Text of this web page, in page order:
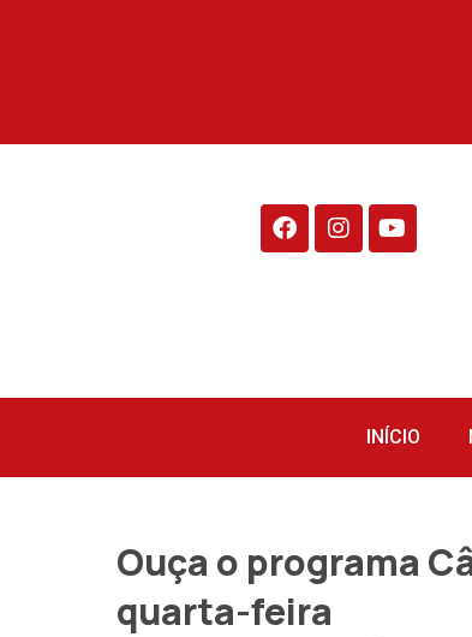
INÍCIO
Ouça o programa
quarta-feira